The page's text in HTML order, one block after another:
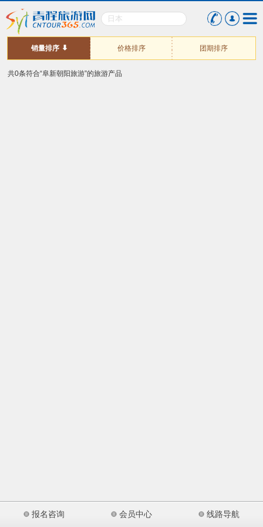
销量排序 价格排序 团期排序
共0条符合“阜新朝阳旅游”的旅游产品
报名咨询 会员中心 线路导航